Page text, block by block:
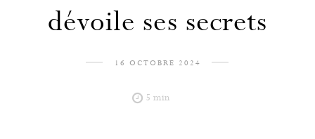
dévoile ses secrets
16 OCTOBRE 2024
5 min